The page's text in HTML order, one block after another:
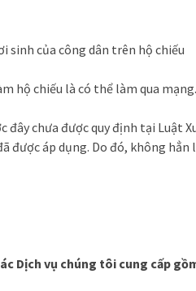
sinh của công dân trên hộ chiếu
hộ chiếu là có thể làm qua mạng.
đây chưa được quy định tại Luật
được áp dụng. Do đó, không hẳn
Dịch vụ chúng tôi cung cấp